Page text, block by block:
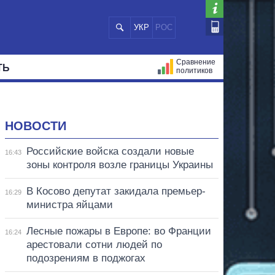
УКР РОС
Сравнение
политиков
НОВОСТИ
16:43
Российские войска создали новые
зоны контроля возле границы Украины
16:29
В Косово депутат закидала премьер-
министра яйцами
16:24
Лесные пожары в Европе: во Франции
арестовали сотни людей по
подозрениям в поджогах